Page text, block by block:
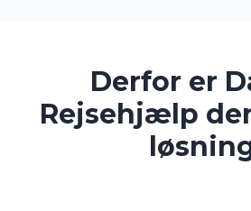
Derfor er
Rejsehjælp